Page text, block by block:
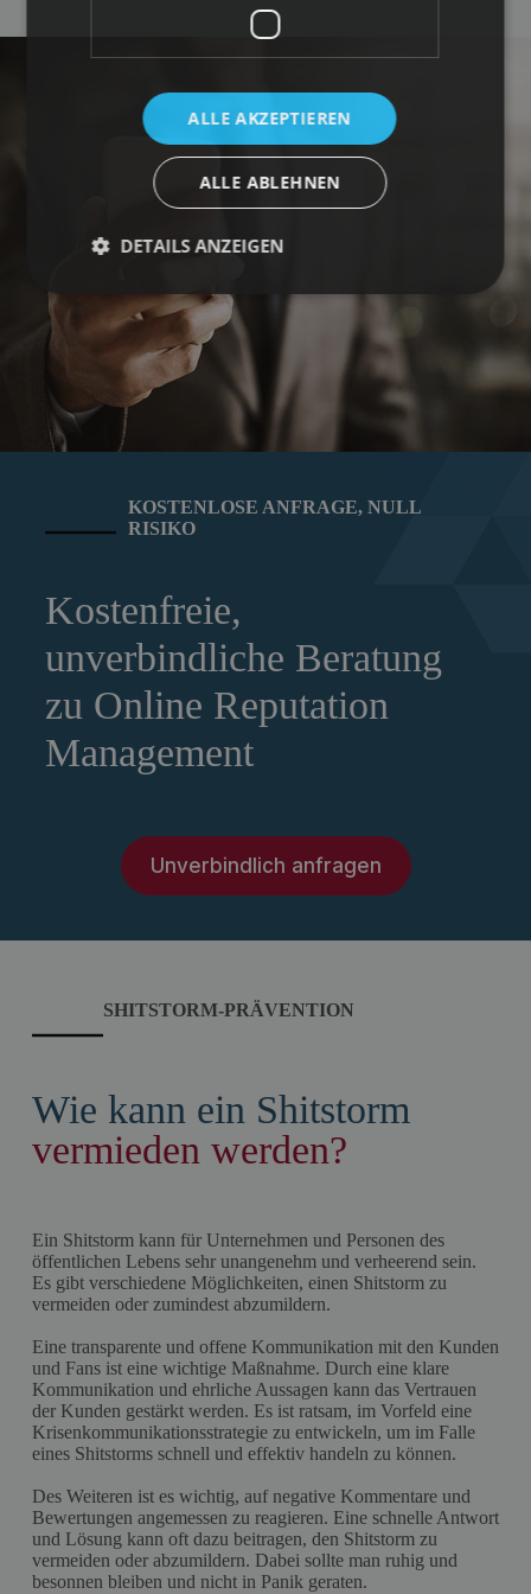
KOSTENLOSE ANFRAGE, NULL
RISIKO
Kostenfreie,
unverbindliche Beratung
zu Online Reputation
Management
Unverbindlich anfragen
SHITSTORM-PRÄVENTION
Wie kann ein Shitstorm
vermieden werden?
Ein Shitstorm kann für Unternehmen und Personen des
öffentlichen Lebens sehr unangenehm und verheerend sein.
Es gibt verschiedene Möglichkeiten, einen Shitstorm zu
vermeiden oder zumindest abzumildern.
Eine transparente und offene Kommunikation mit den Kunden
und Fans ist eine wichtige Maßnahme. Durch eine klare
Kommunikation und ehrliche Aussagen kann das Vertrauen
der Kunden gestärkt werden. Es ist ratsam, im Vorfeld eine
Krisenkommunikationsstrategie zu entwickeln, um im Falle
eines Shitstorms schnell und effektiv handeln zu können.
Des Weiteren ist es wichtig, auf negative Kommentare und
Bewertungen angemessen zu reagieren. Eine schnelle Antwort
und Lösung kann oft dazu beitragen, den Shitstorm zu
vermeiden oder abzumildern. Dabei sollte man ruhig und
besonnen bleiben und nicht in Panik geraten.
ALLE AKZEPTIEREN
ALLE ABLEHNEN
DETAILS ANZEIGEN